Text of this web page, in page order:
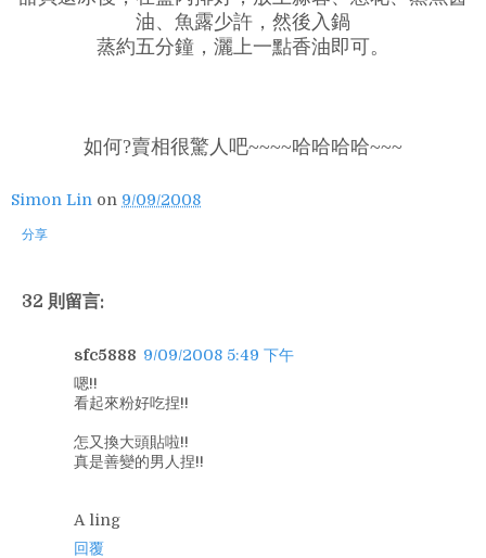
油、魚露少許，然後入鍋
蒸約五分鐘，灑上一點香油即可。
如何?賣相很驚人吧~~~~哈哈哈哈~~~
Simon Lin on 9/09/2008
分享
32 則留言:
sfc5888 9/09/2008 5:49 下午
嗯!!
看起來粉好吃捏!!
怎又換大頭貼啦!!
真是善變的男人捏!!
A ling
回覆